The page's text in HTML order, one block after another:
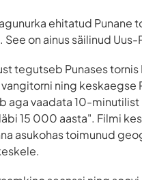
ehitatud Punane
on ainus säilinud
tegutseb Punases
ning keskaegse
aga vaadata 10-
15 000 aasta". Filmi
asukohas toimunud